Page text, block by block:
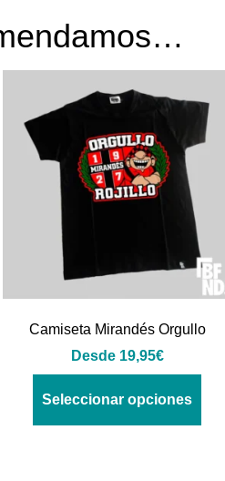
Camiseta Mirandés Orgullo
Desde 19,95€
Seleccionar opciones